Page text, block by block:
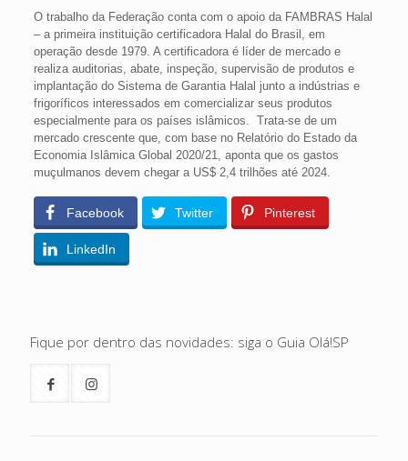
O trabalho da Federação conta com o apoio da FAMBRAS Halal
– a primeira instituição certificadora Halal do Brasil, em
operação desde 1979. A certificadora é líder de mercado e
realiza auditorias, abate, inspeção, supervisão de produtos e
implantação do Sistema de Garantia Halal junto a indústrias e
frigoríficos interessados em comercializar seus produtos
especialmente para os países islâmicos. Trata-se de um
mercado crescente que, com base no Relatório do Estado da
Economia Islâmica Global 2020/21, aponta que os gastos
muçulmanos devem chegar a US$ 2,4 trilhões até 2024.
Facebook Twitter Pinterest
LinkedIn
Fique por dentro das novidades: siga o Guia Olá!SP